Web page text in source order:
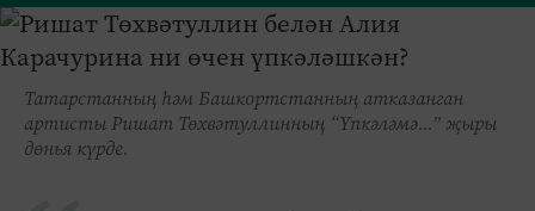
Татарстанның һәм Башкортстанның атказанган
артисты Ришат Төхвәтуллинның “Үпкәләмә...” җыры
дөнья күрде.